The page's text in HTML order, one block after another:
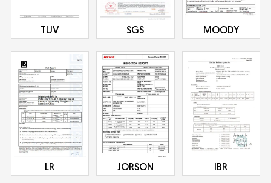
TUV SGS MOODY
LR JORSON IBR